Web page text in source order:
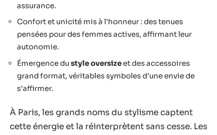
assurance.
Confort et unicité mis à l’honneur : des tenues
pensées pour des femmes actives, affirmant leur
autonomie.
Émergence du style oversizeet des accessoires
grand format, véritables symboles d’une envie de
s’affirmer.
À Paris, les grands noms du stylisme captent
cette énergie et la réinterprètent sans cesse. Les